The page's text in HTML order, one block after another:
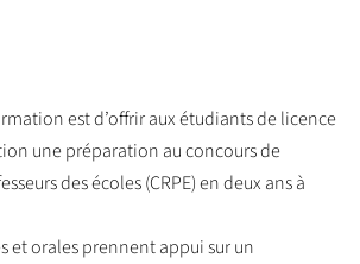
est d’offrir aux étudiants de licence
une préparation au concours de
des écoles (CRPE) en deux ans à
et orales prennent appui sur un